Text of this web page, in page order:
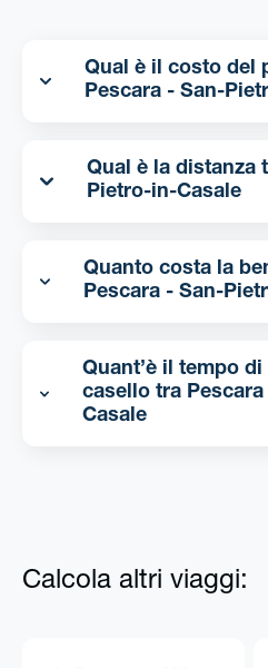
Qual è il costo del
Pescara - San-
Qual è la distanza tra Pescara -
Pietro-in-Casale
Quanto costa la
Pescara - San-
Quant’è il tempo
casello tra Pescara - San-Pietro-in-
Casale
Calcola altri viaggi: